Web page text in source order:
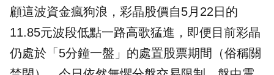
顧這波資金瘋狗浪，彩晶股價自5月22日的
11.85元波段低點一路高歌猛進，即便目前彩晶
仍處於「5分鐘一盤」的處置股票期間（俗稱關